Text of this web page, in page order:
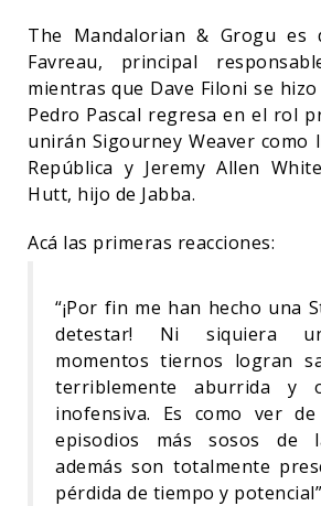
The Mandalorian & Grogu es
Favreau, principal
mientras que Dave Filoni se
Pedro Pascal regresa en el rol
unirán Sigourney Weaver como
República y Jeremy Allen
Hutt, hijo de Jabba.
Acá las primeras reacciones:
“¡Por fin me han hecho una
detestar! Ni siquiera
momentos tiernos logran
terriblemente aburrida y
inofensiva. Es como ver
episodios más sosos de
además son totalmente
pérdida de tiempo y